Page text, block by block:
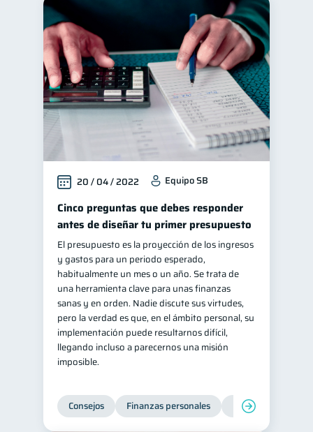
20 / 04 / 2022 Equipo SB
Cinco preguntas que debes responder
antes de diseñar tu primer presupuesto
El presupuesto es la proyección de los ingresos
y gastos para un periodo esperado,
habitualmente un mes o un año. Se trata de
una herramienta clave para unas finanzas
sanas y en orden. Nadie discute sus virtudes,
pero la verdad es que, en el ámbito personal, su
implementación puede resultarnos difícil,
llegando incluso a parecernos una misión
imposible.
Consejos Finanzas personales Educación